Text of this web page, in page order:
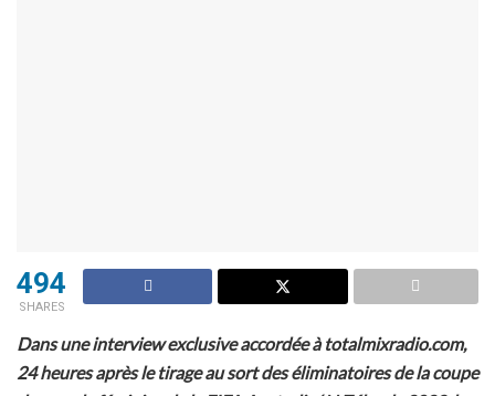
494
SHARES
Dans une interview exclusive accordée à totalmixradio.com,
24 heures après le tirage au sort des éliminatoires de la coupe